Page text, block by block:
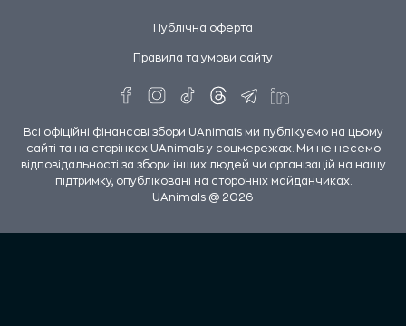
Публічна оферта
Правила та умови сайту
Всі офіційні фінансові збори UAnimals ми публікуємо на цьому
сайті та на сторінках UAnimals у соцмережах. Ми не несемо
відповідальності за збори інших людей чи організацій на нашу
підтримку, опубліковані на сторонніх майданчиках.
UAnimals @ 2026